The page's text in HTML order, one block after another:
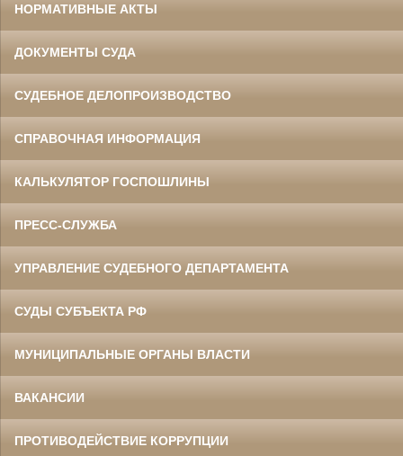
НОРМАТИВНЫЕ АКТЫ
ДОКУМЕНТЫ СУДА
СУДЕБНОЕ ДЕЛОПРОИЗВОДСТВО
СПРАВОЧНАЯ ИНФОРМАЦИЯ
КАЛЬКУЛЯТОР ГОСПОШЛИНЫ
ПРЕСС-СЛУЖБА
УПРАВЛЕНИЕ СУДЕБНОГО ДЕПАРТАМЕНТА
СУДЫ СУБЪЕКТА РФ
МУНИЦИПАЛЬНЫЕ ОРГАНЫ ВЛАСТИ
ВАКАНСИИ
ПРОТИВОДЕЙСТВИЕ КОРРУПЦИИ